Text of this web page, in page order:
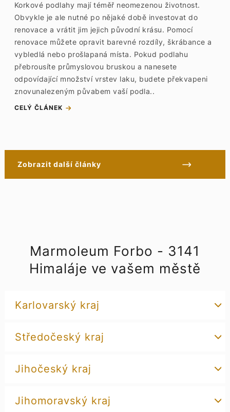
Korkové podlahy mají téměř neomezenou životnost.
Obvykle je ale nutné po nějaké době investovat do
renovace a vrátit jim jejich původní krásu. Pomocí
renovace můžete opravit barevné rozdíly, škrábance a
vybledlá nebo prošlapaná místa. Pokud podlahu
přebrousíte průmyslovou bruskou a nanesete
odpovídající množství vrstev laku, budete překvapeni
znovunalezeným půvabem vaší podla..
CELÝ ČLÁNEK
Zobrazit další články
Marmoleum Forbo - 3141
Himaláje ve vašem městě
Karlovarský kraj
Středočeský kraj
Jihočeský kraj
Jihomoravský kraj